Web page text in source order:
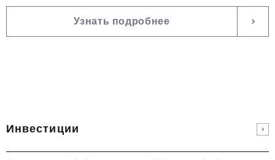
Узнать подробнее
Инвестиции